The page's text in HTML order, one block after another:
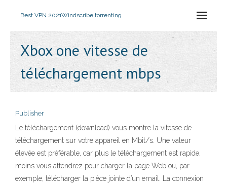
Best VPN 2021Windscribe torrenting
Xbox one vitesse de
téléchargement mbps
Publisher
Le téléchargement (download) vous montre la vitesse de
téléchargement sur votre appareil en Mbit/s. Une valeur
élevée est préférable, car plus le téléchargement est rapide,
moins vous attendrez pour charger la page Web ou, par
exemple, télécharger la pièce jointe d’un email. La connexion